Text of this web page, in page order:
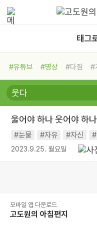
태그
#유튜브 #명상 #다짐 #
#비전캠프
#독서캠프 #삶
#희망
#나눔 #친구 #링
#독서
#건강 #면역력
울어야 하나 웃어야 하나
#눈물 #자유 #자신
2023.9.25. 월요일
모바일 앱 다운로드
고도원의 아침편지